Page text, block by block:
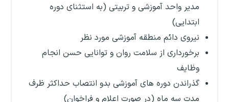
مدیر واحد آموزشی و تربیتی (به استثنای دوره
ابتدایی)
نیروی دائم منطقه آموزشی مورد نظر
برخورداری از سلامت روان و توانایی حسن انجام
وظایف
گذراندن دوره های آموزشی بدو انتصاب حداکثر ظرف
مدت سه ماه (در صورت اعلام و فراخوان)